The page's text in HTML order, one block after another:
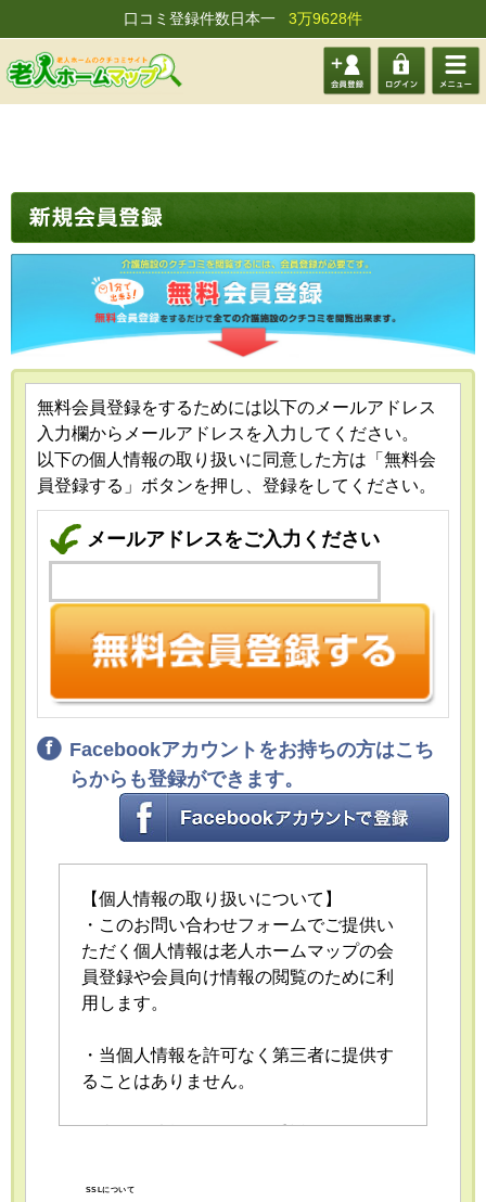
口コミ登録件数日本一 3万9628件
会員登 ログイ メニュ
無料会員登録をするためには以下のメールアドレス
入力欄からメールアドレスを入力してください。
以下の個人情報の取り扱いに同意した方は「無料会
員登録する」ボタンを押し、登録をしてください。
メールアドレスをご入力ください
Facebookアカウントをお持ちの方はこち
らからも登録ができます。
【個人情報の取り扱いについて】
・このお問い合わせフォームでご提供い
ただく個人情報は老人ホームマップの会
員登録や会員向け情報の閲覧のために利
用します。
・当個人情報を許可なく第三者に提供す
ることはありません。
おける個人情報の安全管理が図られるよ
SSLについて